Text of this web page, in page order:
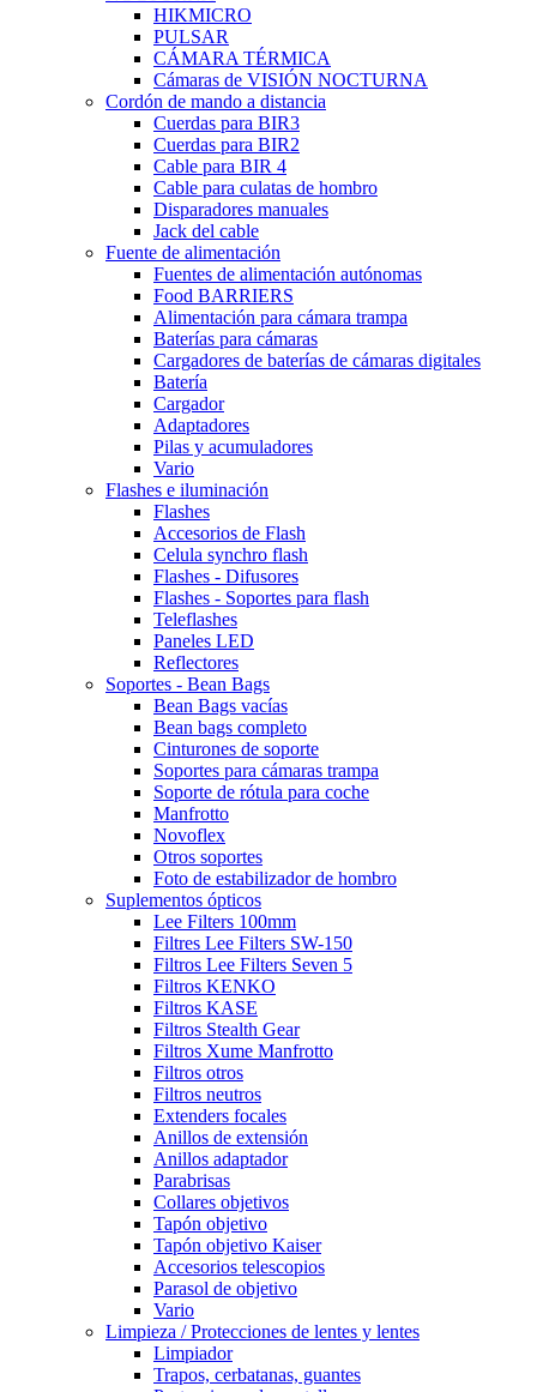
HIKMICRO
PULSAR
CÁMARA TÉRMICA
Cámaras de VISIÓN NOCTURNA
Cordón de mando a distancia
Cuerdas para BIR3
Cuerdas para BIR2
Cable para BIR 4
Cable para culatas de hombro
Disparadores manuales
Jack del cable
Fuente de alimentación
Fuentes de alimentación autónomas
Food BARRIERS
Alimentación para cámara trampa
Baterías para cámaras
Cargadores de baterías de cámaras digitales
Batería
Cargador
Adaptadores
Pilas y acumuladores
Vario
Flashes e iluminación
Flashes
Accesorios de Flash
Celula synchro flash
Flashes - Difusores
Flashes - Soportes para flash
Teleflashes
Paneles LED
Reflectores
Soportes - Bean Bags
Bean Bags vacías
Bean bags completo
Cinturones de soporte
Soportes para cámaras trampa
Soporte de rótula para coche
Manfrotto
Novoflex
Otros soportes
Foto de estabilizador de hombro
Suplementos ópticos
Lee Filters 100mm
Filtres Lee Filters SW-150
Filtros Lee Filters Seven 5
Filtros KENKO
Filtros KASE
Filtros Stealth Gear
Filtros Xume Manfrotto
Filtros otros
Filtros neutros
Extenders focales
Anillos de extensión
Anillos adaptador
Parabrisas
Collares objetivos
Tapón objetivo
Tapón objetivo Kaiser
Accesorios telescopios
Parasol de objetivo
Vario
Limpieza / Protecciones de lentes y lentes
Limpiador
Trapos, cerbatanas, guantes